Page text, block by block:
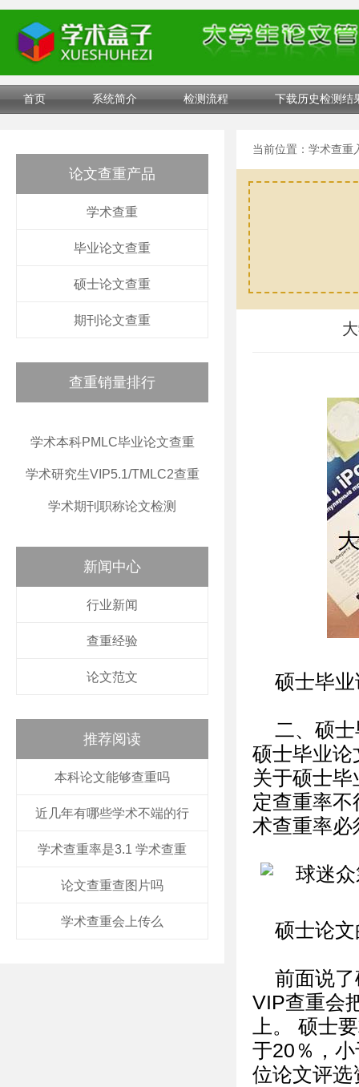
首页 系统简介 检测流程 下载历史检测结
论文查重产品
学术查重
毕业论文查重
硕士论文查重
期刊论文查重
查重销量排行
学术本科PMLC毕业论文查重
学术研究生VIP5.1/TMLC2查重
学术期刊职称论文检测
新闻中心
行业新闻
查重经验
论文范文
推荐阅读
本科论文能够查重吗
近几年有哪些学术不端的行
学术查重率是3.1 学术查重
论文查重查图片吗
学术查重会上传么
当前位置： 学术查重
硕士毕
二、硕
硕士毕业论
关于硕士
定查重率
术查重率
硕士论
前面说
VIP查重会
上。 硕士
于20％，
位论文评选